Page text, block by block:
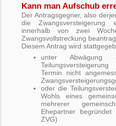
Kann man Aufschub
Der Antragsgegner, also
die Zwangsversteigerung
innerhalb von zwei
Zwangsvollstreckung
Diesem Antrag wird
unter Abwägung
Termin nicht
oder die
Wohls eines
mehrerer
Ehepartner
ZVG)